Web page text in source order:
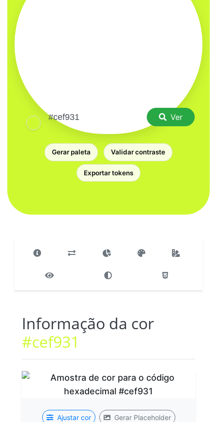
Ver
Gerar paleta Validar contraste
Exportar tokens
Informação da cor
#cef931
Ajustar cor Gerar Placeholder